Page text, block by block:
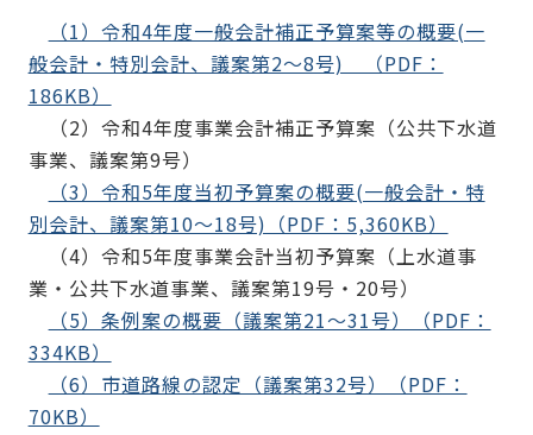
（1）令和4年度一般会計補正予算案等の概要(一
般会計・特別会計、議案第2～8号) （PDF：
186KB）
（2）令和4年度事業会計補正予算案（公共下水道
事業、議案第9号）
（3）令和5年度当初予算案の概要(一般会計・特
別会計、議案第10～18号)（PDF：5,360KB）
（4）令和5年度事業会計当初予算案（上水道事
業・公共下水道事業、議案第19号・20号）
（5）条例案の概要（議案第21～31号）（PDF：
334KB）
（6）市道路線の認定（議案第32号）（PDF：
70KB）